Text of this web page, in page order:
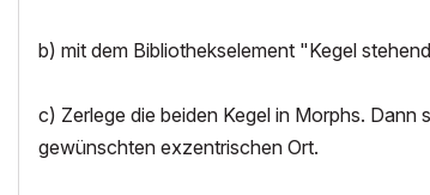
b) mit dem Bibliothekselement "Kegel
c) Zerlege die beiden Kegel in Morphs.
gewünschten exzentrischen Ort.